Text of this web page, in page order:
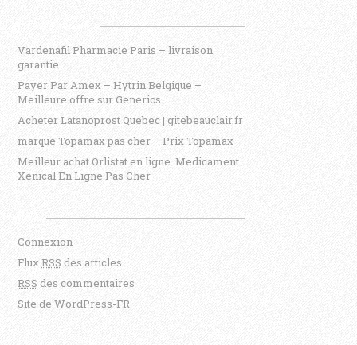
Vardenafil Pharmacie Paris – livraison
garantie
Payer Par Amex – Hytrin Belgique –
Meilleure offre sur Generics
Acheter Latanoprost Quebec | gitebeauclair.fr
marque Topamax pas cher – Prix Topamax
Meilleur achat Orlistat en ligne. Medicament
Xenical En Ligne Pas Cher
Connexion
FluxRSS des articles
RSS des commentaires
Site de WordPress-FR